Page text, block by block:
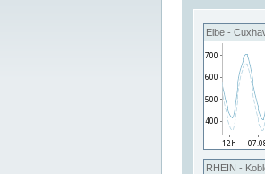
Elbe -
RHEIN -